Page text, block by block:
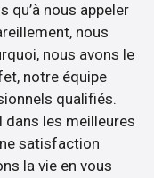
qu’à nous appeler
nous
nous avons le
notre équipe
qualifiés.
dans les meilleures
satisfaction
la vie en vous